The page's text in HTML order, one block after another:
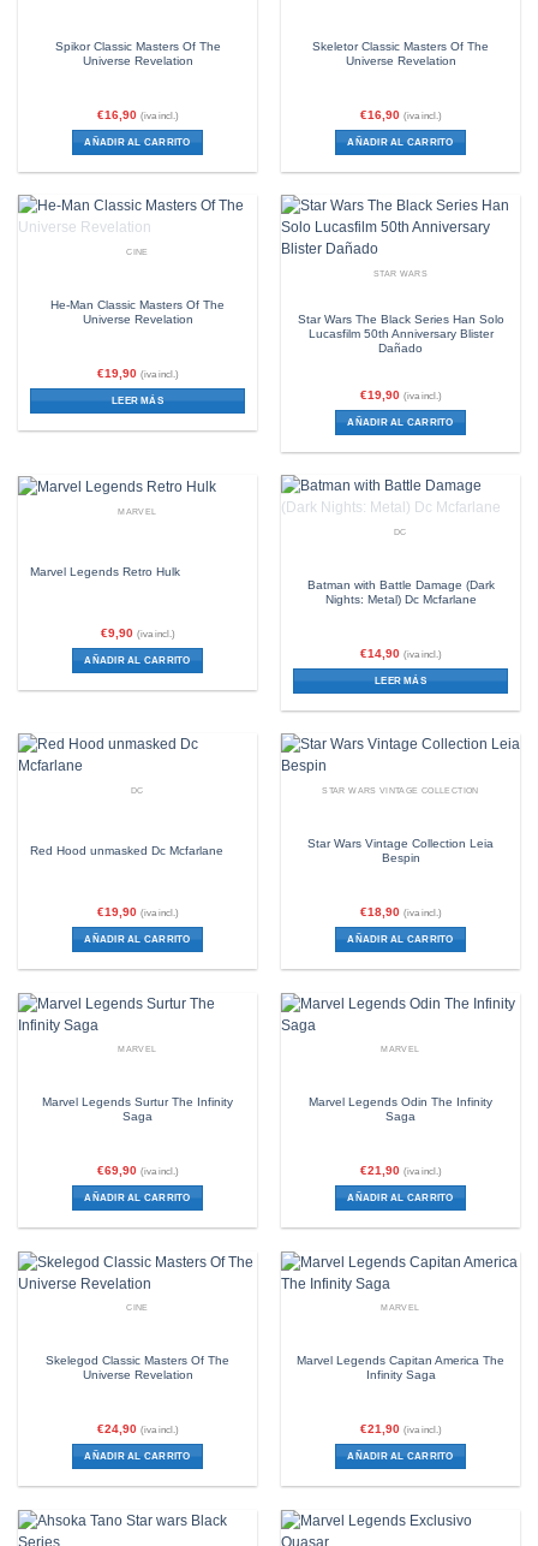
Spikor Classic Masters Of The
Universe Revelation
€16,90 (iva incl.)
AÑADIR AL CARRITO
Skeletor Classic Masters Of The
Universe Revelation
€16,90 (iva incl.)
AÑADIR AL CARRITO
SIN EXISTENCIAS
CINE
He-Man Classic Masters Of The
Universe Revelation
€19,90 (iva incl.)
LEER MÁS
STAR WARS
Star Wars The Black Series Han Solo
Lucasfilm 50th Anniversary Blister
Dañado
€19,90 (iva incl.)
AÑADIR AL CARRITO
MARVEL
Marvel Legends Retro Hulk
€9,90 (iva incl.)
AÑADIR AL CARRITO
SIN EXISTENCIAS
DC
Batman with Battle Damage (Dark
Nights: Metal) Dc Mcfarlane
€14,90 (iva incl.)
LEER MÁS
DC
Red Hood unmasked Dc Mcfarlane
€19,90 (iva incl.)
AÑADIR AL CARRITO
STAR WARS VINTAGE COLLECTION
Star Wars Vintage Collection Leia
Bespin
€18,90 (iva incl.)
AÑADIR AL CARRITO
MARVEL
Marvel Legends Surtur The Infinity
Saga
€69,90 (iva incl.)
AÑADIR AL CARRITO
MARVEL
Marvel Legends Odin The Infinity
Saga
€21,90 (iva incl.)
AÑADIR AL CARRITO
CINE
Skelegod Classic Masters Of The
Universe Revelation
€24,90 (iva incl.)
AÑADIR AL CARRITO
MARVEL
Marvel Legends Capitan America The
Infinity Saga
€21,90 (iva incl.)
AÑADIR AL CARRITO